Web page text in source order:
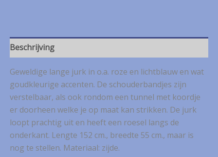
mt.
Free
aantal
Beschrijving
Geweldige lange jurk in o.a. roze en lichtblauw en wat
goudkleurige accenten. De schouderbandjes zijn
verstelbaar, als ook rondom een tunnel met koordje
er doorheen welke je op maat kan strikken. De jurk
loopt prachtig uit en heeft een roesel langs de
onderkant. Lengte 152 cm., breedte 55 cm., maar is
nog te stellen. Materiaal: zijde.